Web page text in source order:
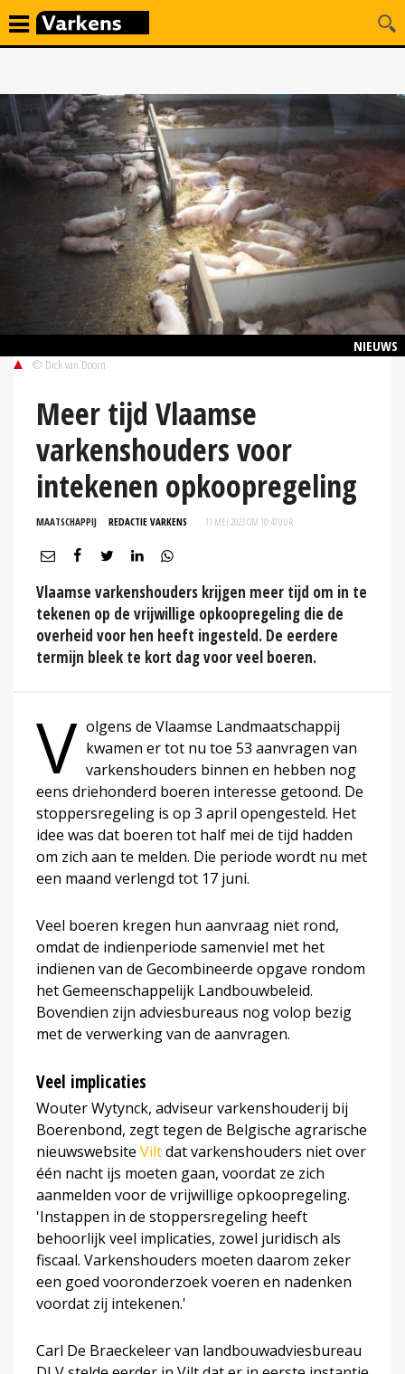
NIEUWS
© Dick van Doorn
Meer tijd Vlaamse
varkenshouders voor
intekenen opkoopregeling
MAATSCHAPPIJ REDACTIE VARKENS 11 MEI 2023 OM 10:47UUR
Vlaamse varkenshouders krijgen meer tijd om in te
tekenen op de vrijwillige opkoopregeling die de
overheid voor hen heeft ingesteld. De eerdere
termijn bleek te kort dag voor veel boeren.
V olgens de Vlaamse Landmaatschappij
kwamen er tot nu toe 53 aanvragen van
varkenshouders binnen en hebben nog
eens driehonderd boeren interesse getoond. De
stoppersregeling is op 3 april opengesteld. Het
idee was dat boeren tot half mei de tijd hadden
om zich aan te melden. Die periode wordt nu met
een maand verlengd tot 17 juni.
Veel boeren kregen hun aanvraag niet rond,
omdat de indienperiode samenviel met het
indienen van de Gecombineerde opgave rondom
het Gemeenschappelijk Landbouwbeleid.
Bovendien zijn adviesbureaus nog volop bezig
met de verwerking van de aanvragen.
Veel implicaties
Wouter Wytynck, adviseur varkenshouderij bij
Boerenbond, zegt tegen de Belgische agrarische
nieuwswebsite Viltdat varkenshouders niet over
één nacht ijs moeten gaan, voordat ze zich
aanmelden voor de vrijwillige opkoopregeling.
'Instappen in de stoppersregeling heeft
behoorlijk veel implicaties, zowel juridisch als
fiscaal. Varkenshouders moeten daarom zeker
een goed vooronderzoek voeren en nadenken
voordat zij intekenen.'
Carl De Braeckeleer van landbouwadviesbureau